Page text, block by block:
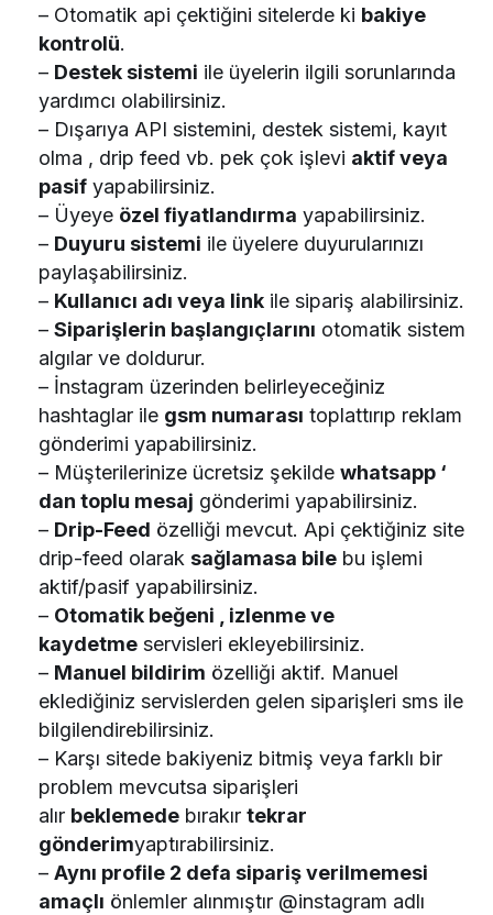
– Otomatik api çektiğini sitelerde ki bakiye
kontrolü.
– Destek sistemi ile üyelerin ilgili sorunlarında
yardımcı olabilirsiniz.
– Dışarıya API sistemini, destek sistemi, kayıt
olma , drip feed vb. pek çok işlevi aktif veya
pasif yapabilirsiniz.
– Üyeye özel fiyatlandırma yapabilirsiniz.
– Duyuru sistemi ile üyelere duyurularınızı
paylaşabilirsiniz.
– Kullanıcı adı veya link ile sipariş alabilirsiniz.
–Siparişlerin başlangıçlarını otomatik sistem
algılar ve doldurur.
– İnstagram üzerinden belirleyeceğiniz
hashtaglar ile gsm numarası toplattırıp reklam
gönderimi yapabilirsiniz.
– Müşterilerinize ücretsiz şekildewhatsapp ‘
dan toplu mesaj gönderimi yapabilirsiniz.
– Drip-Feed özelliği mevcut. Api çektiğiniz site
drip-feed olaraksağlamasa bile bu işlemi
aktif/pasif yapabilirsiniz.
– Otomatik beğeni , izlenme ve
kaydetme servisleri ekleyebilirsiniz.
– Manuel bildirim özelliği aktif. Manuel
eklediğiniz servislerden gelen siparişleri sms ile
bilgilendirebilirsiniz.
– Karşı sitede bakiyeniz bitmiş veya farklı bir
problem mevcutsa siparişleri
alır beklemede bırakırtekrar
gönderimyaptırabilirsiniz.
–Aynı profile 2 defa sipariş verilmemesi
amaçlı önlemler alınmıştır @instagram adlı